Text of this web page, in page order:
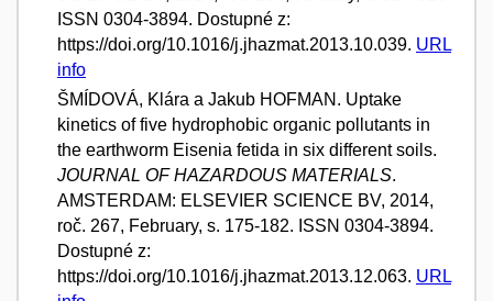
ISSN 0304-3894. Dostupné z:
https://doi.org/10.1016/j.jhazmat.2013.10.039. URL
info
ŠMÍDOVÁ, Klára a Jakub HOFMAN. Uptake
kinetics of five hydrophobic organic pollutants in
the earthworm Eisenia fetida in six different soils.
JOURNAL OF HAZARDOUS MATERIALS.
AMSTERDAM: ELSEVIER SCIENCE BV, 2014,
roč. 267, February, s. 175-182. ISSN 0304-3894.
Dostupné z:
https://doi.org/10.1016/j.jhazmat.2013.12.063. URL